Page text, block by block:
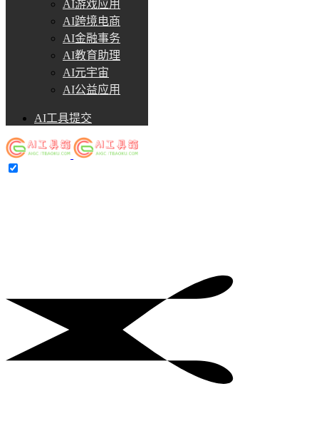
AI游戏应用
AI跨境电商
AI金融事务
AI教育助理
AI元宇宙
AI公益应用
AI工具提交